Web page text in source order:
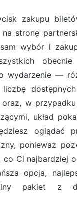
zakupu
na stronę
wybór i
obecnie
wydarzenie —
liczbę
w
układ
oglądać
ponieważ
co Ci najbardziej
opcja,
pakiet z